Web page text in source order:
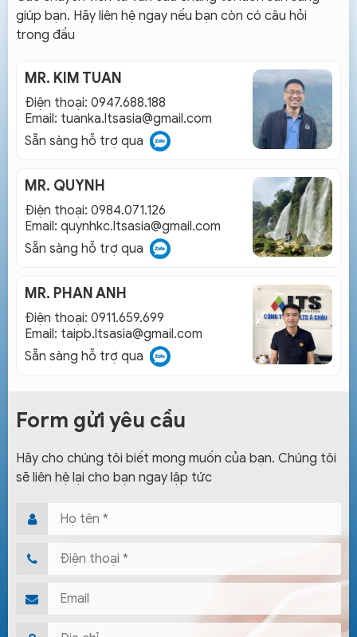
giúp bạn. Hãy liên hệ ngay nếu bạn còn có câu hỏi
trong đầu
MR. KIM TUAN
Điện thoại: 0947.688.188
Email: tuanka.ltsasia@gmail.com
Sẵn sàng hỗ trợ qua
MR. QUYNH
Điện thoại: 0984.071.126
Email: quynhkc.ltsasia@gmail.com
Sẵn sàng hỗ trợ qua
MR. PHAN ANH
Điện thoại: 0911.659.699
Email: taipb.ltsasia@gmail.com
Sẵn sàng hỗ trợ qua
Form gửi yêu cầu
Hãy cho chúng tôi biết mong muốn của bạn. Chúng tôi
sẽ liên hệ lại cho bạn ngay lập tức